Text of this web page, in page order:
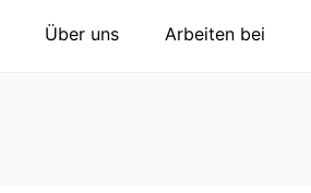
Über uns Arbeiten bei